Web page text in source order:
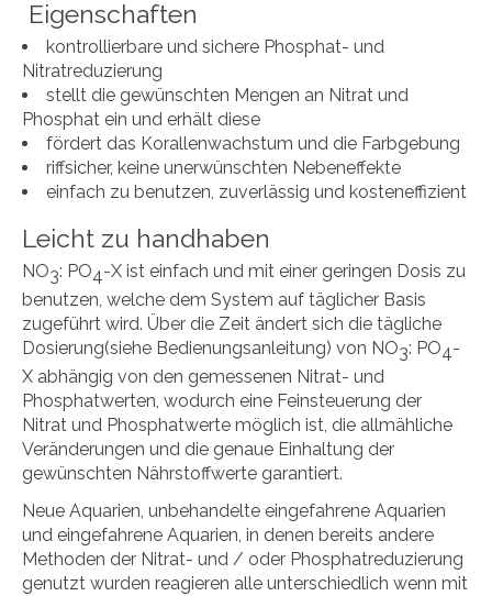
Eigenschaften
kontrollierbare und sichere Phosphat- und
Nitratreduzierung
stellt die gewünschten Mengen an Nitrat und
Phosphat ein und erhält diese
fördert das Korallenwachstum und die Farbgebung
riffsicher, keine unerwünschten Nebeneffekte
einfach zu benutzen, zuverlässig und kosteneffizient
Leicht zu handhaben
NO3: PO4-X ist einfach und mit einer geringen Dosis zu
benutzen, welche dem System auf täglicher Basis
zugeführt wird. Über die Zeit ändert sich die tägliche
Dosierung(siehe Bedienungsanleitung) von NO3: PO4-
X abhängig von den gemessenen Nitrat- und
Phosphatwerten, wodurch eine Feinsteuerung der
Nitrat und Phosphatwerte möglich ist, die allmähliche
Veränderungen und die genaue Einhaltung der
gewünschten Nährstoffwerte garantiert.
Neue Aquarien, unbehandelte eingefahrene Aquarien
und eingefahrene Aquarien, in denen bereits andere
Methoden der Nitrat- und / oder Phosphatreduzierung
genutzt wurden reagieren alle unterschiedlich wenn mit